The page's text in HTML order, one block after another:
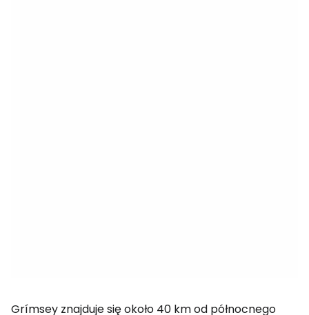
Grímsey znajduje się około 40 km od północnego